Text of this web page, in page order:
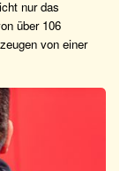
nur das
über 106
von einer